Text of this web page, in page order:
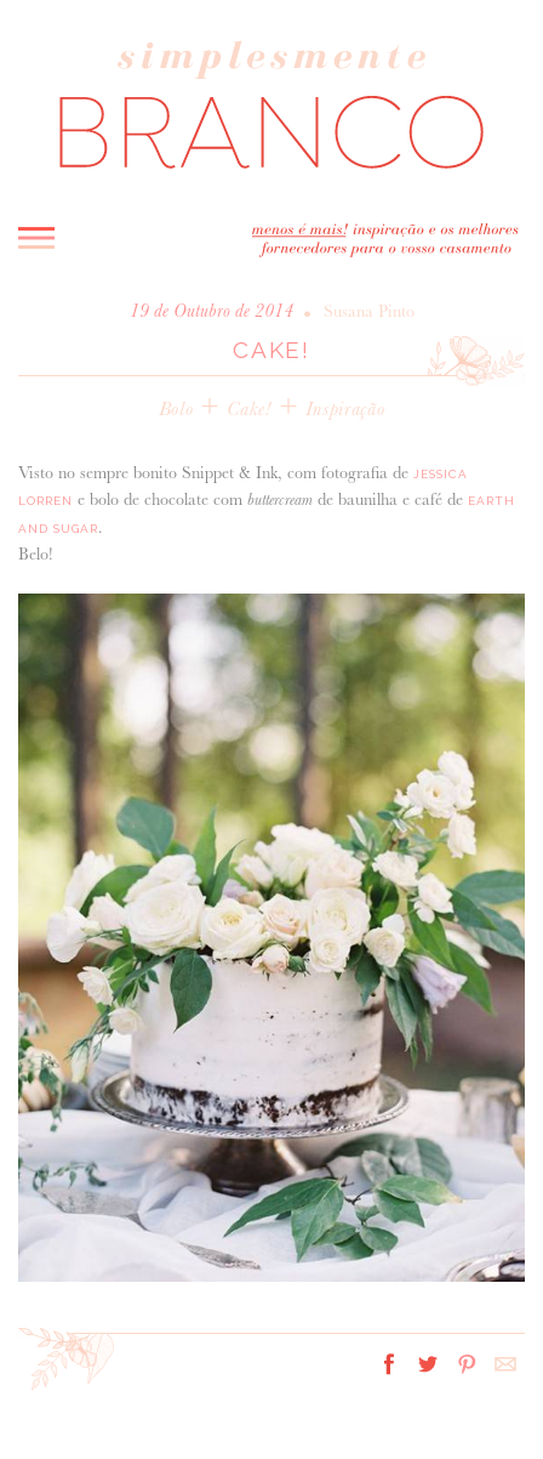
INICIO
BLOG
CASAVA-ME AQUI!
ANUNCIE CONNOSCO
19 de Outubro de 2014 • Susana Pinto
CAKE!
Bolo + Cake!+ Inspiração
Visto no sempre bonito Snippet & Ink, com fotografia de
JESSICA
LORREN e bolo de chocolate com buttercream de baunilha e café de EARTH
AND SUGAR.
Belo!